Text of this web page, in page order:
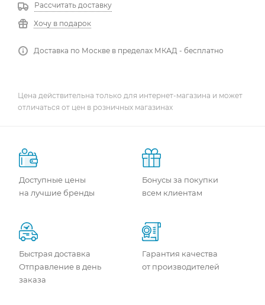
Рассчитать доставку
Хочу в подарок
Доставка по Москве в пределах МКАД - бесплатно
Цена действительна только для интернет-магазина и может
отличаться от цен в розничных магазинах
Доступные цены
на лучшие бренды
Бонусы за покупки
всем клиентам
Быстрая доставка
Отправление в день
заказа
Гарантия качества
от производителей